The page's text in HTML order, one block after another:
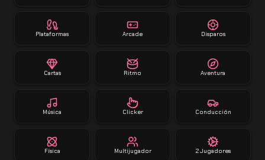
Plataformas Arcade Disparos
Cartas Ritmo Aventura
Música Clicker Conducción
Física Multijugador 2 Jugadores